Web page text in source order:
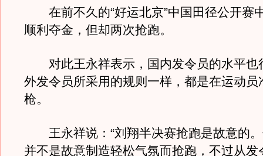
在前不久的“好运北京”中国田径公开赛
顺利夺金，但却两次抢跑。
对此王永祥表示，国内发令员的水平也
外发令员所采用的规则一样，都是在运动员
枪。
王永祥说：“刘翔半决赛抢跑是故意的。
并不是故意制造轻松气氛而抢跑，不过从发